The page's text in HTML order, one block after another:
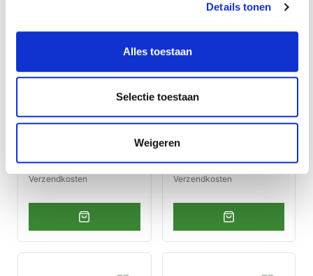
Details tonen
Alles toestaan
Selectie toestaan
Weigeren
straalpistool mobiele
Incl. BTW / Excl.
Verzendkosten
luchtaansluiting set -
5 delig
€ 9,95
Incl. BTW / Excl.
Verzendkosten